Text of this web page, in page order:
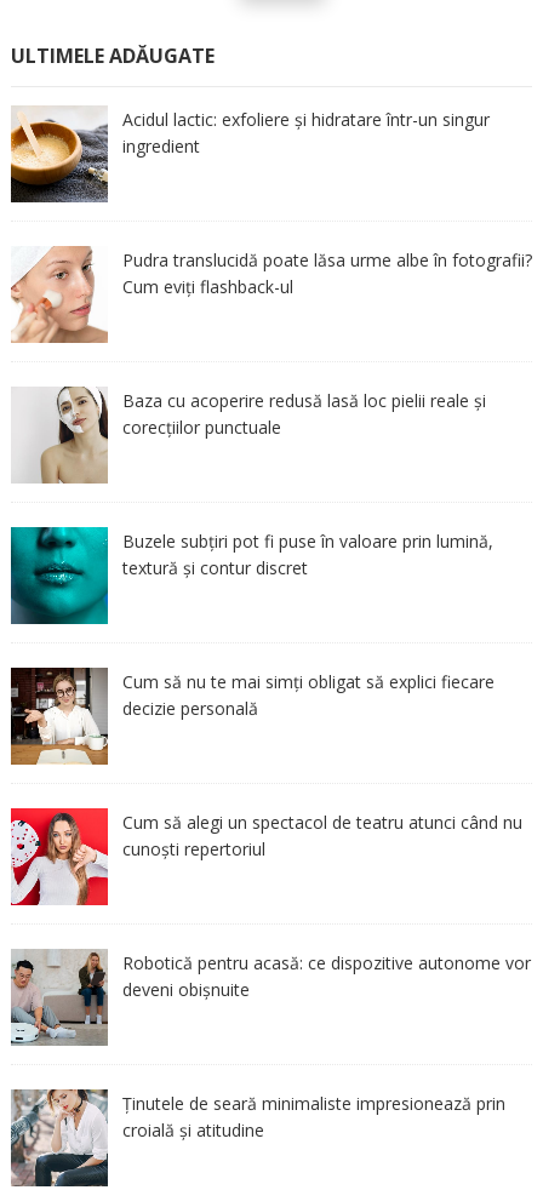
ULTIMELE ADĂUGATE
Acidul lactic: exfoliere și hidratare într-un singur
ingredient
Pudra translucidă poate lăsa urme albe în fotografii?
Cum eviți flashback-ul
Baza cu acoperire redusă lasă loc pielii reale și
corecțiilor punctuale
Buzele subțiri pot fi puse în valoare prin lumină,
textură și contur discret
Cum să nu te mai simți obligat să explici fiecare
decizie personală
Cum să alegi un spectacol de teatru atunci când nu
cunoști repertoriul
Robotică pentru acasă: ce dispozitive autonome vor
deveni obișnuite
Ținutele de seară minimaliste impresionează prin
croială și atitudine